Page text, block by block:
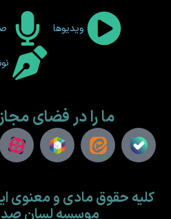
ویدیوها
ما را در فضای
کلیه حقوق مادی و معنوی